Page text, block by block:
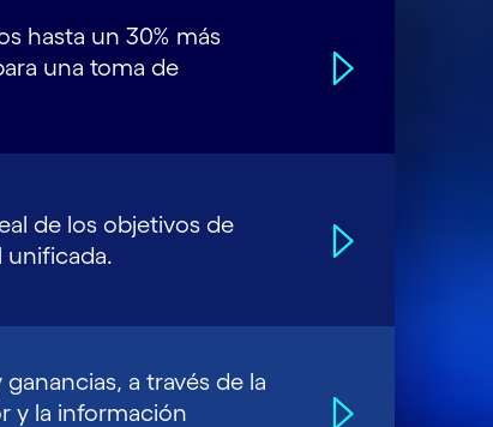
hasta un 30% más
una toma de
de los objetivos de
unificada.
a través de la
y la información